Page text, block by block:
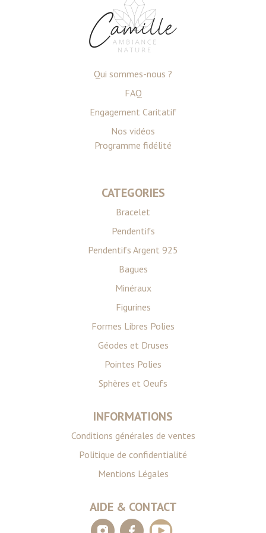
avec d'autres informations que vous leur avez fournies
ou qu'ils ont collectées lors de votre utilisation de leurs
Qui sommes-nous ?
FAQ
Engagement Caritatif
Nos vidéos
Programme fidélité
CATEGORIES
Bracelet
Pendentifs
Pendentifs Argent 925
Bagues
Minéraux
Figurines
Formes Libres Polies
Géodes et Druses
Pointes Polies
Sphères et Oeufs
INFORMATIONS
Conditions générales de ventes
Politique de confidentialité
Mentions Légales
AIDE & CONTACT